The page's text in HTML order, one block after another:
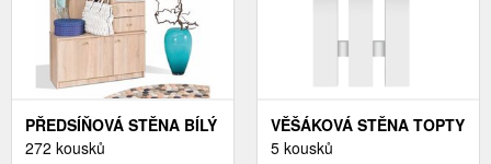
PŘEDSÍŇOVÁ STĚNA BÍLÝ
272 kousků
VĚŠÁKOVÁ STĚNA TOPTY
TEMPO KONDELA
5 kousků